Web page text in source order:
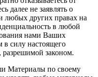
далее не заявлять о
любых других правах на
в любой
нами Ваших
в силу настоящего
разрешимой законом.
Материалы по своему